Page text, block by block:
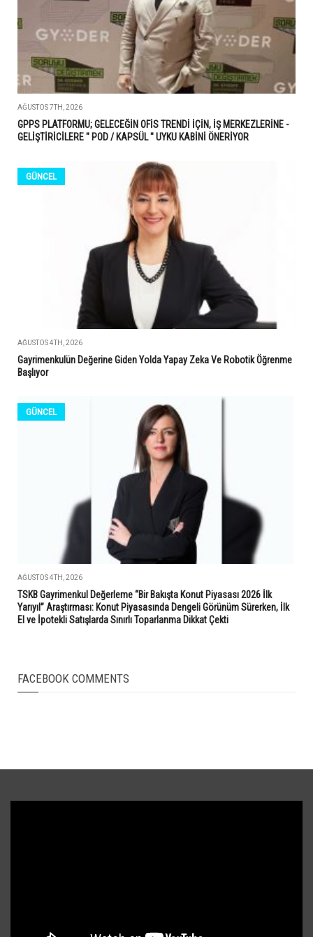
AĞUSTOS 7TH, 2026
GPPS PLATFORMU; GELECEĞİN OFİS TRENDİ İÇİN, İŞ MERKEZLERİNE -
GELİŞTİRİCİLERE " POD / KAPSÜL " UYKU KABİNİ ÖNERİYOR
GÜNCEL
AĞUSTOS 4TH, 2026
Gayrimenkulün Değerine Giden Yolda Yapay Zeka Ve Robotik Öğrenme
Başlıyor
GÜNCEL
AĞUSTOS 4TH, 2026
TSKB Gayrimenkul Değerleme “Bir Bakışta Konut Piyasası 2026 İlk
Yarıyıl” Araştırması: Konut Piyasasında Dengeli Görünüm Sürerken, İlk
El ve İpotekli Satışlarda Sınırlı Toparlanma Dikkat Çekti
FACEBOOK COMMENTS